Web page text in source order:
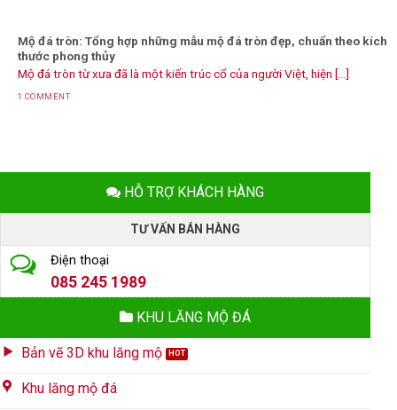
HỖ TRỢ KHÁCH HÀNG
TƯ VẤN BÁN HÀNG
Điện thoại
085 245 1989
KHU LĂNG MỘ ĐÁ
Bản vẽ 3D khu lăng mộ
Khu lăng mộ đá
Mộ đá tròn: Tổng hợp những mẫu mộ đá tròn đẹp, chuẩn theo kích
thước phong thủy
Mộ đá tròn từ xưa đã là một kiến trúc cổ của người Việt, hiện [...]
1 COMMENT